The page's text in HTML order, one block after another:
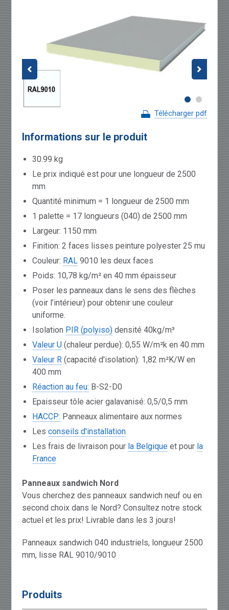
Télécharger pdf
Informations sur le produit
30.99 kg
Le prix indiqué est pour une longueur de 2500
mm
Quantité minimum = 1 longueur de 2500 mm
1 palette = 17 longueurs (040) de 2500 mm
Largeur: 1150 mm
Finition: 2 faces lisses peinture polyester 25 mu
Couleur: RAL 9010 les deux faces
Poids: 10,78 kg/m² en 40 mm épaisseur
Poser les panneaux dans le sens des flèches
(voir l’intérieur) pour obtenir une couleur
uniforme.
Isolation PIR (polyiso) densité 40kg/m³
Valeur U (chaleur perdue): 0,55 W/m²k en 40 mm
Valeur R (capacité d'isolation): 1,82 m²K/W en
400 mm
Réaction au feu: B-S2-D0
Epaisseur tôle acier galavanisé: 0,5/0,5 mm
HACCP: Panneaux alimentaire aux normes
Lesconseils d'installation
Les frais de livraison pour la Belgique et pour la
France
Panneaux sandwich Nord
Vous cherchez des panneaux sandwich neuf ou en
second choix dans le Nord? Consultez notre stock
actuel et les prix! Livrable dans les 3 jours!
Panneaux sandwich 040 industriels, longueur 2500
mm, lisse RAL 9010/9010
Produits